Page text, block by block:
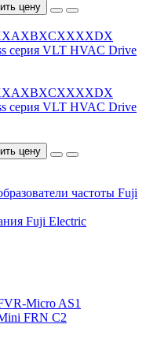
цену
серия VLT HVAC Drive
цену
частоты Fuji
Fuji Electric
Micro AS1
FRN C2